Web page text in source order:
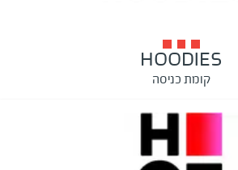
HOODIES
קומת כניסה